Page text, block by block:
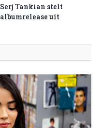
Serj Tankian stelt
albumrelease uit